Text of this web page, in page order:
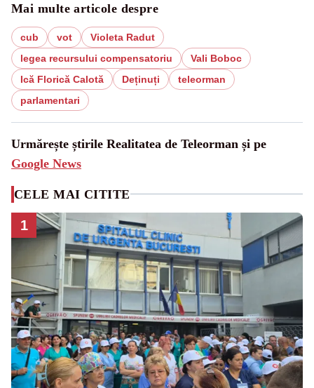
Mai multe articole despre
cub vot
Violeta Radut
legea recursului compensatoriu
Vali Boboc
Ică Florică Calotă
Deținuți
teleorman
parlamentari
Urmărește știrile Realitatea de Teleorman și pe
Google News
CELE MAI CITITE
1